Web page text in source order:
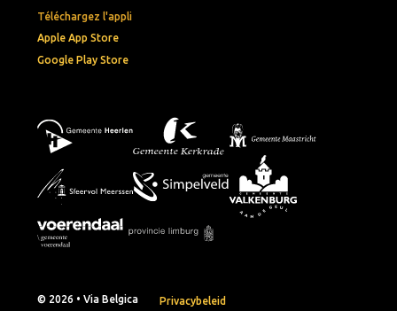
Téléchargez l'appli
Apple App Store
Google Play Store
© 2026 • Via Belgica Privacybeleid